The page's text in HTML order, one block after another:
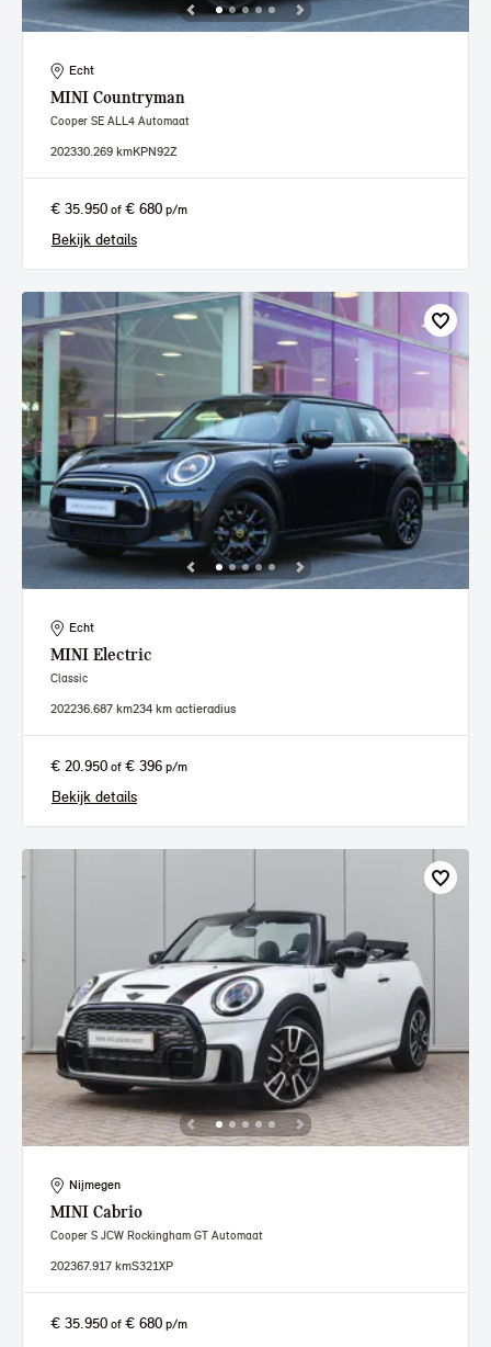
Echt
MINI Countryman
Cooper SE ALL4 Automaat
202330.269 kmKPN92Z
€ 35.950 of € 680 p/m
Bekijk details
Echt
MINI Electric
Classic
202236.687 km234 km actieradius
€ 20.950 of € 396 p/m
Bekijk details
Nijmegen
MINI Cabrio
Cooper S JCW Rockingham GT Automaat
202367.917 kmS321XP
€ 35.950 of € 680 p/m